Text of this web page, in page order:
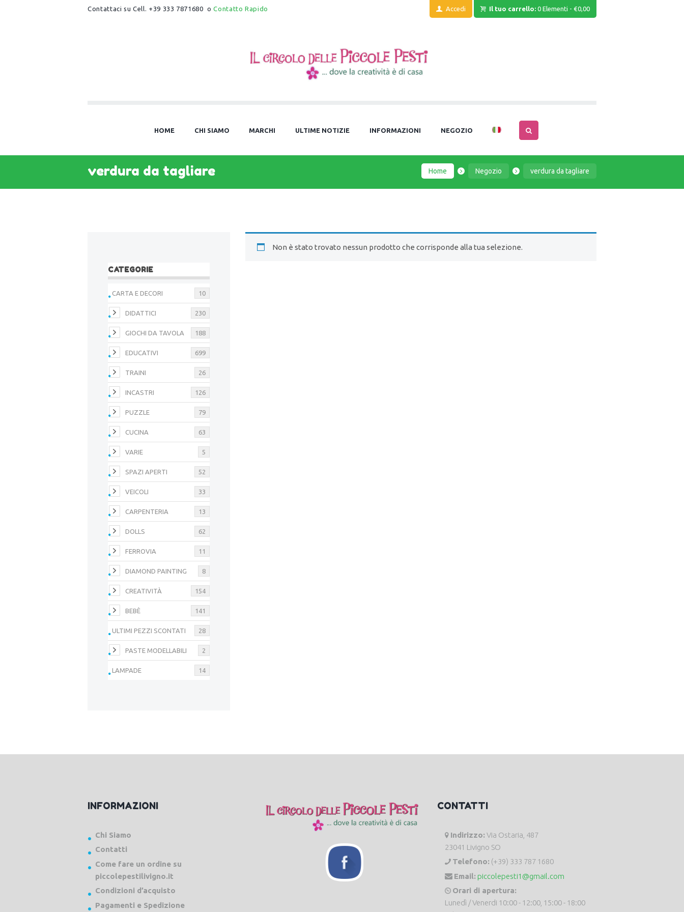
Contattaci su Cell. +39 333 7871680 oContatto Rapido Accedi Il tuo carrello: 0 Elementi -€0,00
HOME CHI SIAMO MARCHI ULTIME NOTIZIE INFORMAZIONI NEGOZIO
verdura da tagliare Home Negozio verdura da tagliare
Non è stato trovato nessun prodotto che corrisponde alla tua selezione.
CATEGORIE
CARTA E DECORI 10
DIDATTICI 230
GIOCHI DA TAVOLA 188
EDUCATIVI 699
TRAINI 26
INCASTRI 126
PUZZLE 79
CUCINA 63
VARIE 5
SPAZI APERTI 52
VEICOLI 33
CARPENTERIA 13
DOLLS 62
FERROVIA 11
DIAMOND PAINTING 8
CREATIVITÀ 154
BEBÈ 141
ULTIMI PEZZI SCONTATI 28
PASTE MODELLABILI 2
LAMPADE 14
INFORMAZIONI
Chi Siamo
Contatti
Come fare un ordine su
piccolepestilivigno.it
Condizioni d’acquisto
Pagamenti e Spedizione
CONTATTI
Indirizzo: Via Ostaria, 487
23041 Livigno SO
Telefono: (+39) 333 787 1680
Email: piccolepesti1@gmail.com
Orari di apertura:
Lunedì / Venerdi 10:00 - 12:00, 15:00 - 18:00